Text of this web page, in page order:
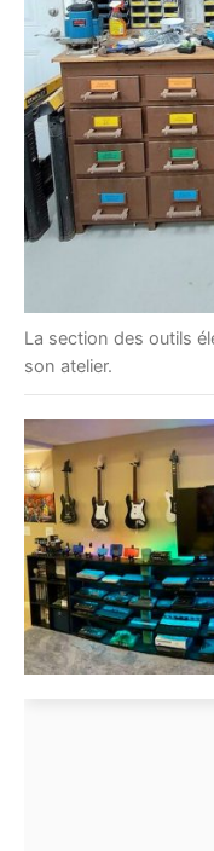
La section des outils
son atelier.